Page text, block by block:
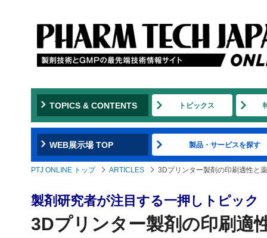
TOPICS & CONTENTS トピックス
WEB展示場 TOP 製品・サービスを探す
PTJ ONLINE トップ ARTICLES 3Dプリンター製剤の印刷適性と
製剤研究者が注目する一押しトピック
3Dプリンター製剤の印刷適